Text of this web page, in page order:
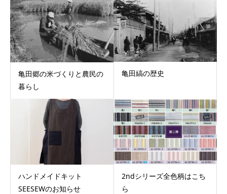
亀田郷の米づくりと農民の
暮らし
亀田縞の歴史
ハンドメイドキット
SEESEWのお知らせ
2ndシリーズ全色柄はこち
ら